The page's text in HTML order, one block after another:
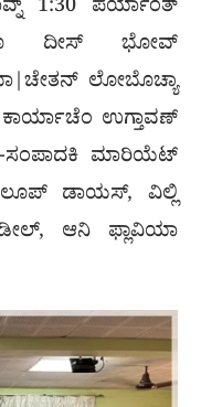
1:30 ಪರ್ಯಾಂತ್
ದೀಸ್ ಭೋವ್
ಲೋಬೊಚ್ಯಾ
ಕಾರ್ಯಾಚೆಂ ಉಗ್ತಾವಣ್
ಸಂಪಾದಕಿ ಮಾರಿಯೆಟ್
ಡಾಯಸ್, ವಿಲ್ಲಿ
ಆನಿ ಫ್ಲಾವಿಯಾ